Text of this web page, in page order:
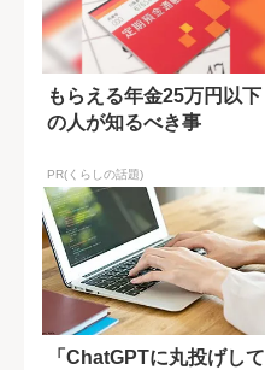
もらえる年金25万円以下
の人が知るべき事
PR(くらしの話題)
「ChatGPTに丸投げして